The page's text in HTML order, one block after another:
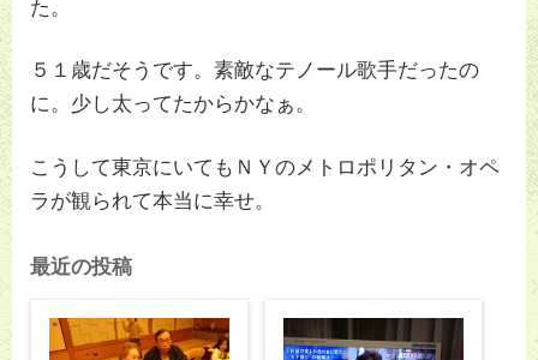
た。
５１歳だそうです。素敵なテノール歌手だったの
に。少し太ってたからかなぁ。
こうして東京にいてもＮＹのメトロポリタン・オペ
ラが観られて本当に幸せ。
最近の投稿